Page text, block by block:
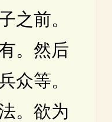
之前。
。然后
众等。
。欲为